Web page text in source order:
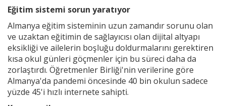
Eğitim sistemi sorun yaratıyor
Almanya eğitim sisteminin uzun zamandır sorunu olan
ve uzaktan eğitimin de sağlayıcısı olan dijital altyapı
eksikliği ve ailelerin boşluğu doldurmalarını gerektiren
kısa okul günleri göçmenler için bu süreci daha da
zorlaştırdı. Öğretmenler Birliği'nin verilerine göre
Almanya'da pandemi öncesinde 40 bin okulun sadece
yüzde 45'i hızlı internete sahipti.